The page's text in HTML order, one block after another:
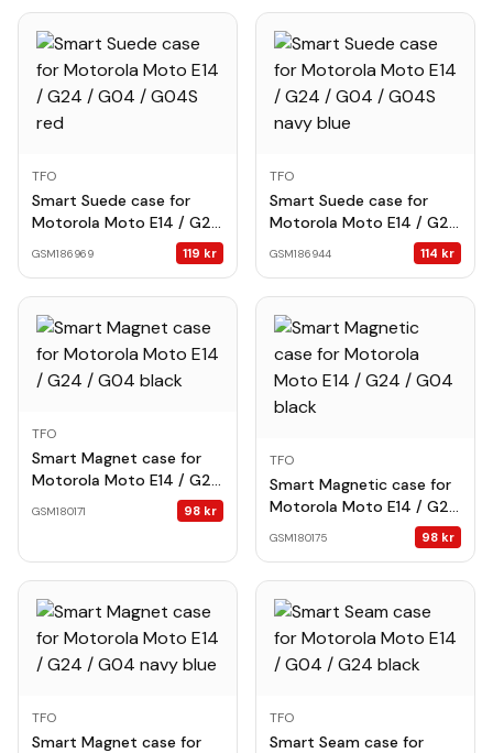
TFO
Smart Suede case for
Motorola Moto E14 / G24
GSM186969 119 kr
TFO
Smart Suede case for
Motorola Moto E14 / G24
/ G04 / G04S navy blue
GSM186944 114 kr
TFO
Smart Magnet case for
Motorola Moto E14 / G24
GSM180171 98 kr
TFO
Smart Magnetic case for
Motorola Moto E14 / G24
GSM180175 98 kr
TFO
Smart Magnet case for
TFO
Smart Seam case for